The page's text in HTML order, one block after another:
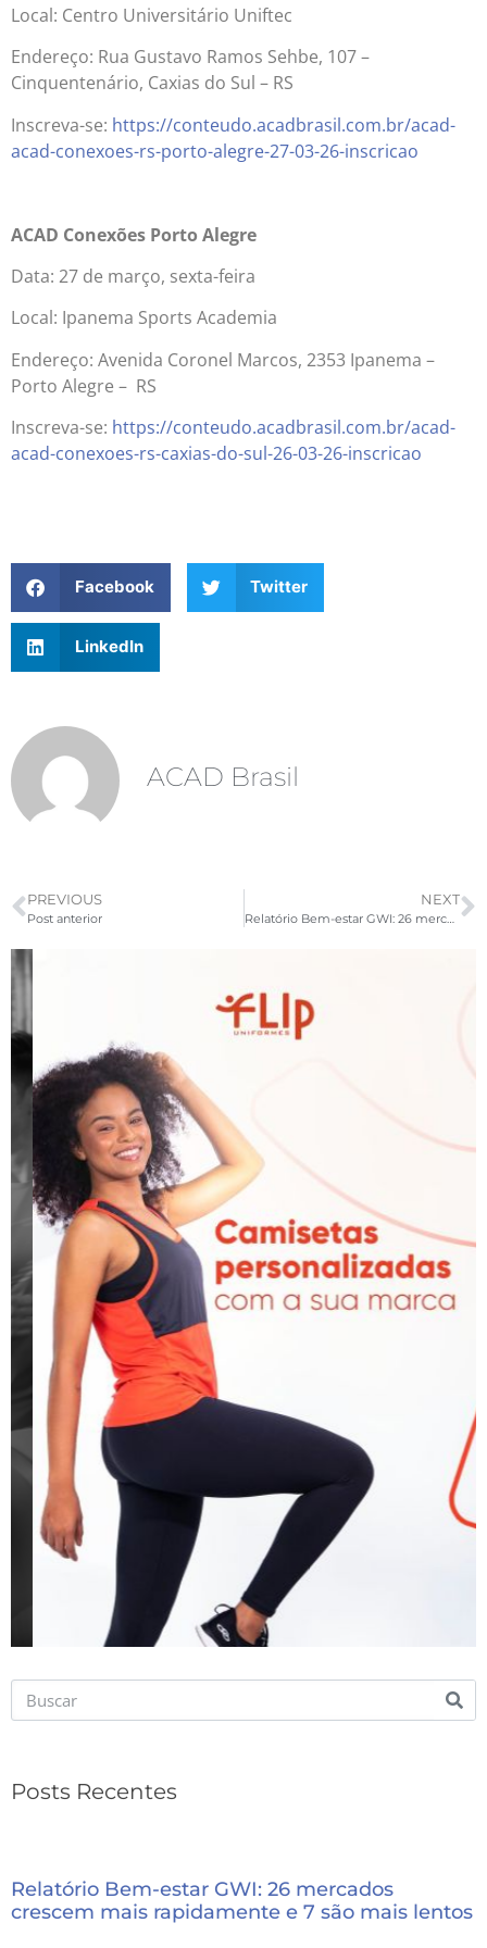
Local: Centro Universitário Uniftec
Endereço: Rua Gustavo Ramos Sehbe, 107 –
Cinquentenário, Caxias do Sul – RS
Inscreva-se: https://conteudo.acadbrasil.com.br/acad-
acad-conexoes-rs-porto-alegre-27-03-26-inscricao
ACAD Conexões Porto Alegre
Data: 27 de março, sexta-feira
Local: Ipanema Sports Academia
Endereço: Avenida Coronel Marcos, 2353 Ipanema –
Porto Alegre – RS
Inscreva-se: https://conteudo.acadbrasil.com.br/acad-
acad-conexoes-rs-caxias-do-sul-26-03-26-inscricao
Facebook Twitter
LinkedIn
ACAD Brasil
PREVIOUS
Post anterior
NEXT
Relatório Bem-estar GWI: 26 mercados crescem mais rapidamente e 7 são mais lentos
Posts Recentes
Relatório Bem-estar GWI: 26 mercados
crescem mais rapidamente e 7 são mais lentos